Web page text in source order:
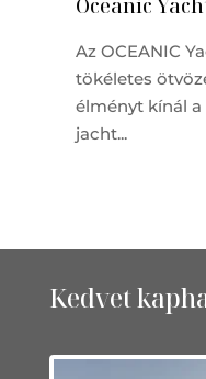
Oceanic
Az OCEANIC
tökéletes
élményt kínál a
jacht...
Kedvet